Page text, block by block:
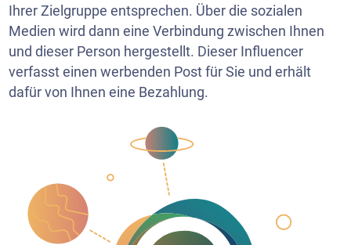
Ihrer Zielgruppe entsprechen. Über die sozialen
Medien wird dann eine Verbindung zwischen Ihnen
und dieser Person hergestellt. Dieser Influencer
verfasst einen werbenden Post für Sie und erhält
dafür von Ihnen eine Bezahlung.